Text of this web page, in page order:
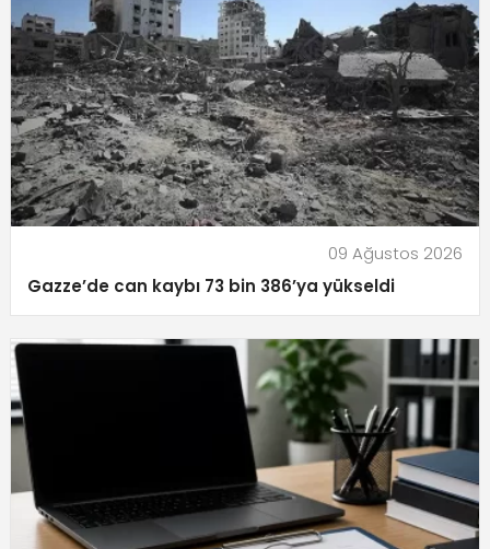
09 Ağustos 2026
Gazze’de can kaybı 73 bin 386’ya yükseldi